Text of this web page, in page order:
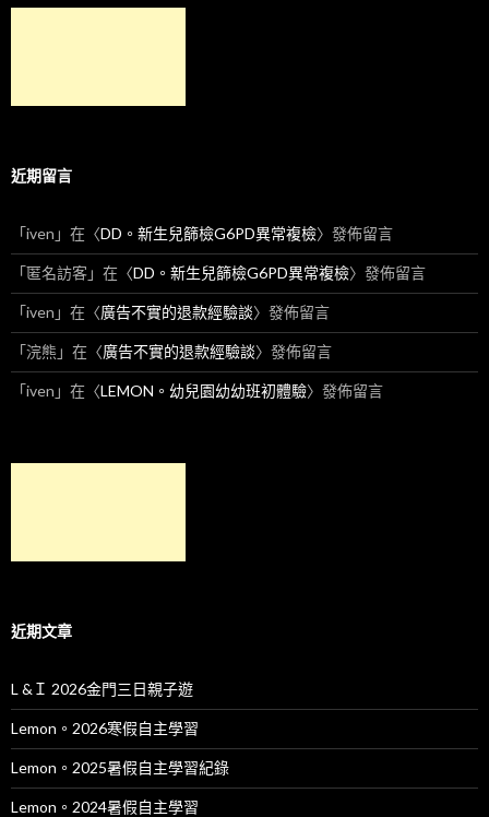
近期留言
「iven 」在〈DD。新生兒篩檢G6PD異常複檢〉發佈留言
「匿名訪客」在〈DD。新生兒篩檢G6PD異常複檢〉發佈留言
「iven 」在〈廣告不實的退款經驗談〉發佈留言
「浣熊 」在〈廣告不實的退款經驗談〉發佈留言
「iven 」在〈LEMON。幼兒園幼幼班初體驗〉發佈留言
近期文章
L &Ｉ 2026金門三日親子遊
Lemon。2026寒假自主學習
Lemon。2025暑假自主學習紀錄
Lemon。2024暑假自主學習